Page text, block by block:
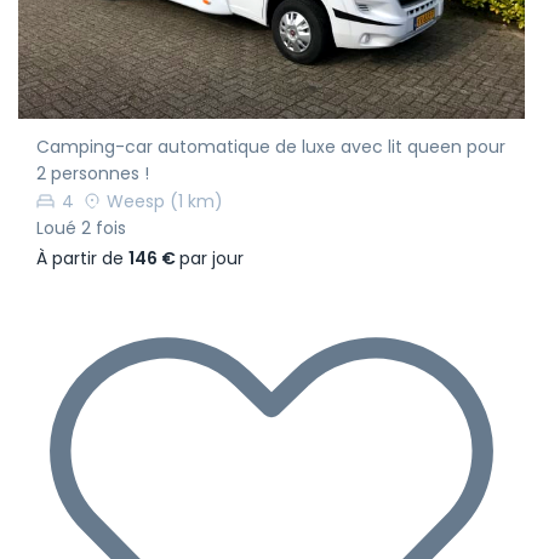
Camping-car automatique de luxe avec lit queen pour
2 personnes !
4
Weesp (1 km)
Loué 2 fois
À partir de 146 €par jour